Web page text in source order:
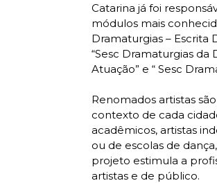
Catarina já foi
módulos mais
Dramaturgias – Escrita
“Sesc Dramaturgias da
Atuação” e “ Sesc
Renomados artistas
contexto de cada
acadêmicos, artistas
ou de escolas de
projeto estimula a
artistas e de público.